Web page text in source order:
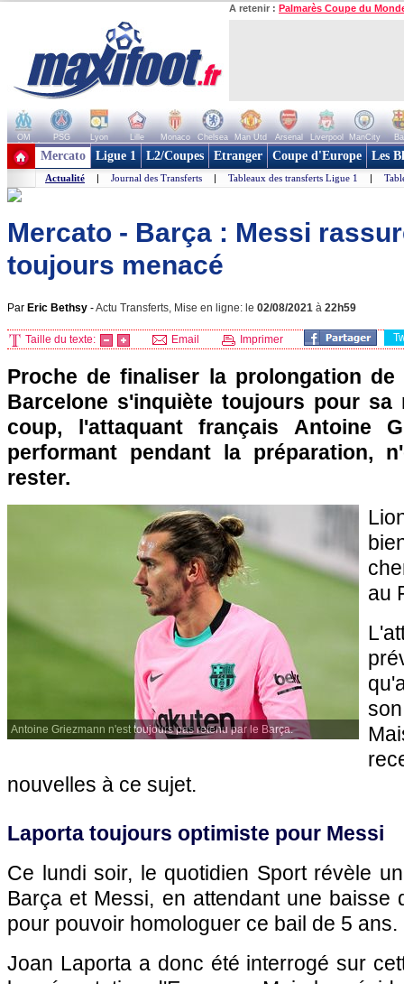
A retenir : Palmarès Coupe du
OM PSG Lyon Lille Monaco Chelsea Man Utd Arsenal Liverpool ManCity
+ de clubs
Mercato Ligue 1 L2/Coupes Etranger Coupe d'Europe Les
Actualité | Journal des Transferts | Tableaux des transferts Ligue 1 |
Mercato - Barça : Messi
toujours menacé
Par Eric Bethsy -Actu Transferts, Mise en ligne: le 02/08/2021 à 22h59
Taille du texte: Email Imprimer
Proche de finaliser la prolongation de
Barcelone s'inquiète toujours pour sa
coup, l'attaquant français Antoine
performant pendant la préparation,
rester.
Antoine Griezmann n'est toujours pas retenu par le Barça.
au
nouvelles à ce sujet.
Laporta toujours optimiste pour Messi
Ce lundi soir, le quotidien Sport révèle
Barça et Messi, en attendant une baisse
pour pouvoir homologuer ce bail de 5 ans.
Joan Laporta a donc été interrogé sur